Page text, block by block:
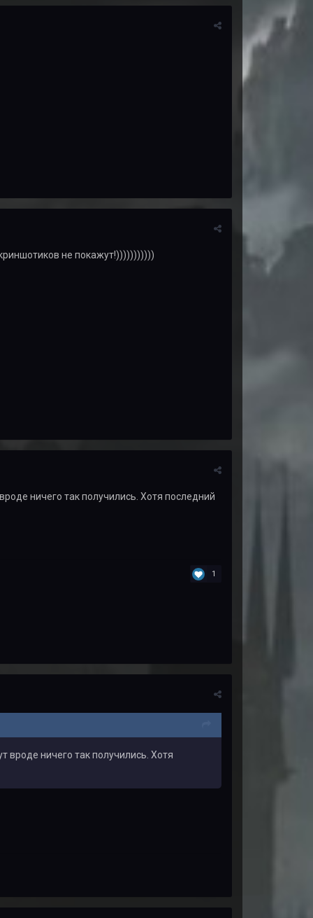
не покажут!)))))))))))
ничего так получились. Хотя последний
1
вроде ничего так получились. Хотя